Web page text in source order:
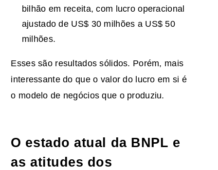
bilhão em receita, com lucro operacional
ajustado de US$ 30 milhões a US$ 50
milhões.
Esses são resultados sólidos. Porém, mais
interessante do que o valor do lucro em si é
o modelo de negócios que o produziu.
O estado atual da BNPL e
as atitudes dos